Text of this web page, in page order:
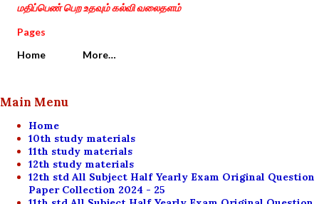
மதிப்பெண் பெற உதவும் கல்வி வலைதளம்
Pages
Home
More…
Main Menu
Home
10th study materials
11th study materials
12th study materials
12th std All Subject Half Yearly Exam Original Question
Paper Collection 2024 - 25